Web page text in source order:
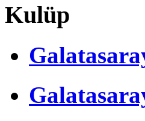
Kulüp